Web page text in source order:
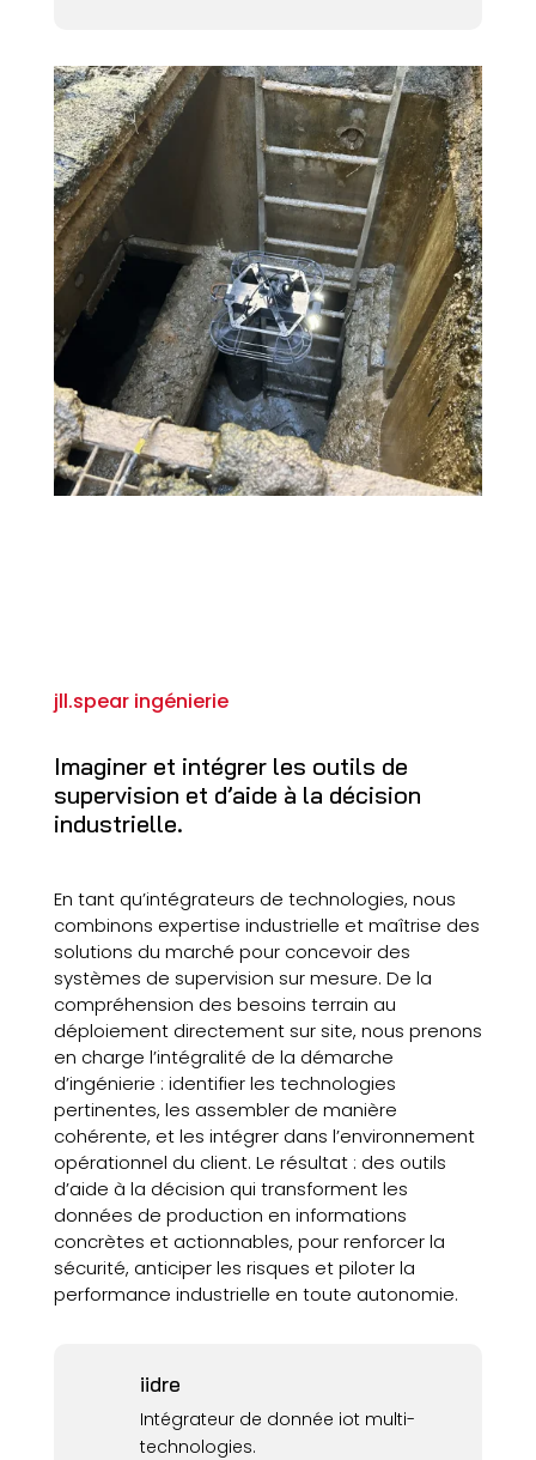
jll.spear ingénierie
Imaginer et intégrer les outils de
supervision et d’aide à la décision
industrielle.
En tant qu’intégrateurs de technologies, nous
combinons expertise industrielle et maîtrise des
solutions du marché pour concevoir des
systèmes de supervision sur mesure. De la
compréhension des besoins terrain au
déploiement directement sur site, nous prenons
en charge l’intégralité de la démarche
d’ingénierie : identifier les technologies
pertinentes, les assembler de manière
cohérente, et les intégrer dans l’environnement
opérationnel du client. Le résultat : des outils
d’aide à la décision qui transforment les
données de production en informations
concrètes et actionnables, pour renforcer la
sécurité, anticiper les risques et piloter la
performance industrielle en toute autonomie.
iidre
Intégrateur de donnée iot multi-
technologies.